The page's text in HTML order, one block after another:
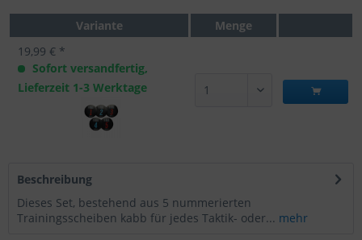
Variante
Menge
19,99 € *
Sofort versandfertig,
Lieferzeit 1-3 Werktage
Beschreibung
Dieses Set, bestehend aus 5 nummerierten
Trainingsscheiben kabb für jedes Taktik- oder... mehr